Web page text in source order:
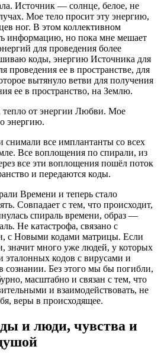
Источник — солнце, белое, не
Мое тело просит эту энергию,
ног. В этом коллективном
информацию, но пока мне мешает
для проведения более
коды, энергию Источника для
проведения ее в пространстве, для
вытянуло ветви для получения
ее в пространство, на Землю.
тепло от энергии Любви. Мое
энергию.
снимали все имплантанты со всех
Все воплощения по спирали, из
все эти воплощения пошёл поток
и передаются коды.
Времени и теперь стало
Совпадает с тем, что происходит,
спираль времени, образ —
Не катастрофа, связано с
с Новыми кодами матрицы. Если
значит много уже людей, у которых
эталонных кодов с вирусами и
Без этого мы бы погибли,
масштабно и связан с тем, что
и взаимодействовать, не
веры в происходящее.
и люди, чувства и